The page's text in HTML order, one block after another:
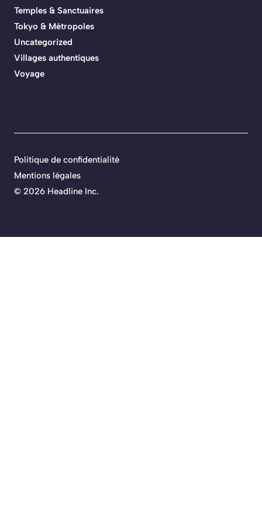
Temples & Sanctuaires
Tokyo & Métropoles
Uncategorized
Villages authentiques
Voyage
© 2026 Headline Inc.
Politique de confidentialité
Mentions légales